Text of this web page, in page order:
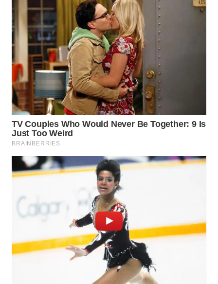
ID
WAHANANEWS
CO ID
WAHANANEWS
WAHANA
SPORT
WAHANA
UMKM
WAHANA
WAHANA